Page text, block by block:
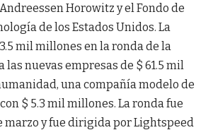
Horowitz y el Fondo de
de los Estados Unidos. La
mil millones en la ronda de la
las nuevas empresas de $ 61.5 mil
una compañía modelo de
$ 5.3 mil millones. La ronda fue
marzo y fue dirigida por Lightspeed